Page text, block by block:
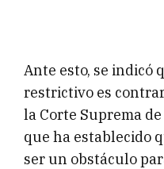
Ante esto, se indicó
restrictivo es
la Corte Suprema
que ha establecido
ser un obstáculo